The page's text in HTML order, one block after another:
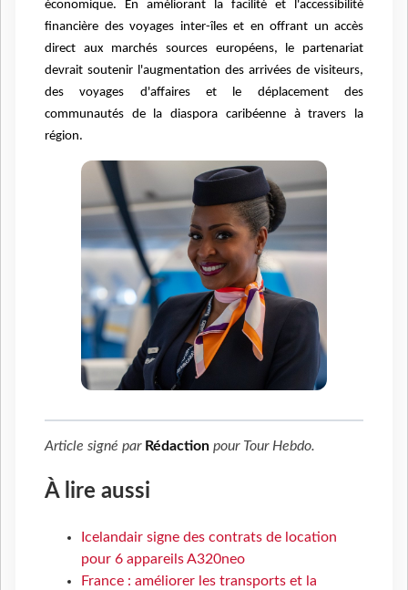
économique. En améliorant la facilité et l'accessibilité
financière des voyages inter-îles et en offrant un accès
direct aux marchés sources européens, le partenariat
devrait soutenir l'augmentation des arrivées de visiteurs,
des voyages d'affaires et le déplacement des
communautés de la diaspora caribéenne à travers la
région.
Article signé par Rédaction pour Tour Hebdo.
À lire aussi
Icelandair signe des contrats de location
pour 6 appareils A320neo
France : améliorer les transports et la